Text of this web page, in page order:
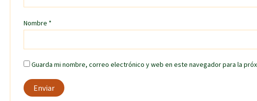
Nombre *
Guarda mi nombre, correo electrónico y web en este navegador para la